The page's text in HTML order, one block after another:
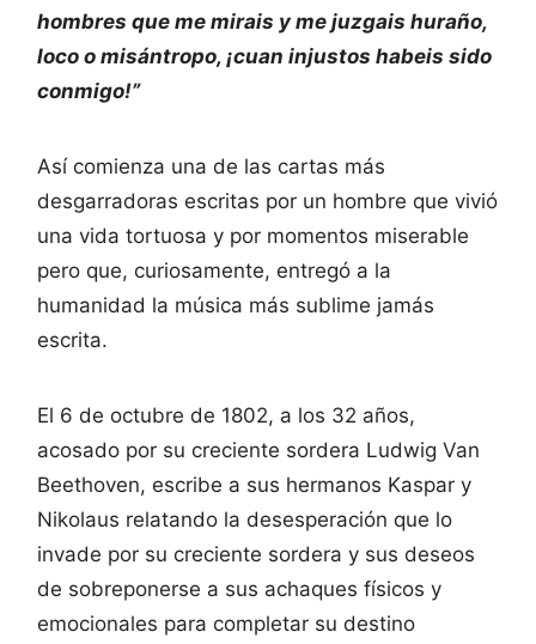
hombres que me mirais y me juzgais huraño,
loco o misántropo, ¡cuan injustos habeis sido
conmigo!”
Así comienza una de las cartas más
desgarradoras escritas por un hombre que vivió
una vida tortuosa y por momentos miserable
pero que, curiosamente, entregó a la
humanidad la música más sublime jamás
escrita.
El 6 de octubre de 1802, a los 32 años,
acosado por su creciente sordera Ludwig Van
Beethoven, escribe a sus hermanos Kaspar y
Nikolaus relatando la desesperación que lo
invade por su creciente sordera y sus deseos
de sobreponerse a sus achaques físicos y
emocionales para completar su destino